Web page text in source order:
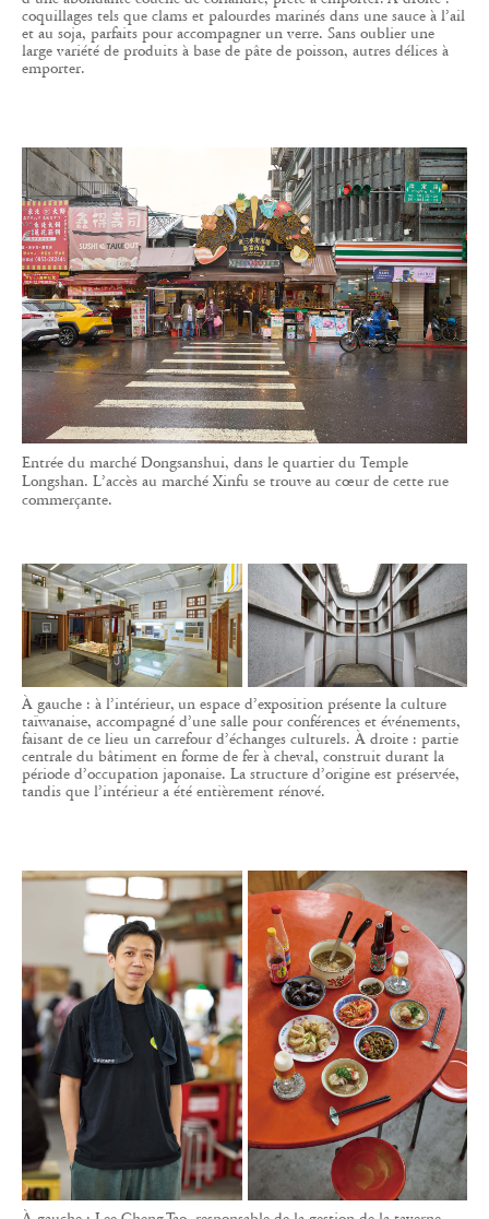
coquillages tels que clams et palourdes marinés dans une sauce à l’ail
et au soja, parfaits pour accompagner un verre. Sans oublier une
large variété de produits à base de pâte de poisson, autres délices à
emporter.
Entrée du marché Dongsanshui, dans le quartier du Temple
Longshan. L’accès au marché Xinfu se trouve au cœur de cette rue
commerçante.
À gauche : à l’intérieur, un espace d’exposition présente la culture
taïwanaise, accompagné d’une salle pour conférences et événements,
faisant de ce lieu un carrefour d’échanges culturels. À droite : partie
centrale du bâtiment en forme de fer à cheval, construit durant la
période d’occupation japonaise. La structure d’origine est préservée,
tandis que l’intérieur a été entièrement rénové.